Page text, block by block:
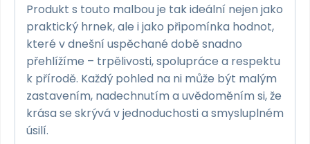
Produkt s touto malbou je tak ideální nejen jako
praktický hrnek, ale i jako připomínka hodnot,
které v dnešní uspěchané době snadno
přehlížíme – trpělivosti, spolupráce a respektu
k přírodě. Každý pohled na ni může být malým
zastavením, nadechnutím a uvědoměním si, že
krása se skrývá v jednoduchosti a smysluplném
úsilí.